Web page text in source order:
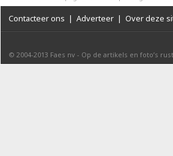
Contacteer ons | Adverteer | Over deze
© 2004-2013 Faes nv - Op de artikels en foto’s